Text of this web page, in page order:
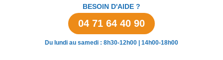
BESOIN D'AIDE ?
04 71 64 40 90
Du lundi au samedi : 8h30-12h00 | 14h00-18h00